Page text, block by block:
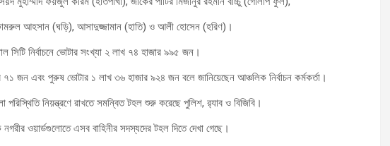
কামরুল আহসান (ঘড়ি), আসাদুজ্জামান (হাতি) ও আলী হোসেন (হরিণ)।
সিটি নির্বাচনে ভোটার সংখ্যা ২ লাখ ৭৪ হাজার ৯৯৫ জন।
৭১ জন এবং পুরুষ ভোটার ১ লাখ ৩৬ হাজার ৯২৪ জন বলে জানিয়েছেন আঞ্চলিক নির্বাচন কর্মকর্তা।
পরিস্থিতি নিয়ন্ত্রণে রাখতে সমন্বিত টহল শুরু করেছে পুলিশ, র‌্যাব ও বিজিবি।
ওয়ার্ডগুলোতে এসব বাহিনীর সদস্যদের টহল দিতে দেখা গেছে।